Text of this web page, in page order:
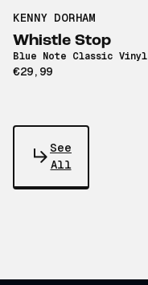
KENNY DORHAM
Whistle Stop
Blue Note Classic Vinyl
€29,99
See
All